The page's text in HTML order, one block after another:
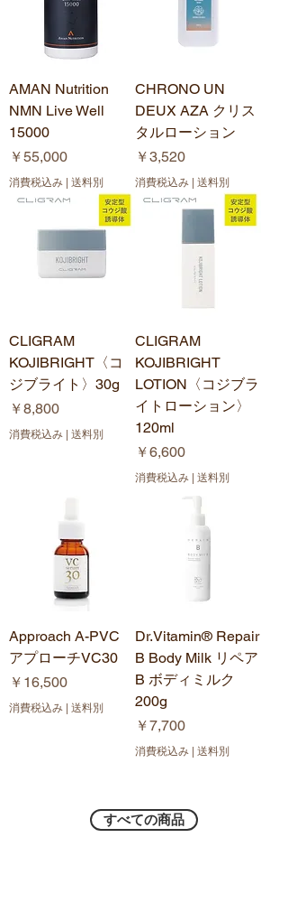
AMAN Nutrition
NMN Live Well
15000
価格
￥55,000
消費税込み | 送料別
CHRONO UN
DEUX AZA クリス
タルローション
価格
￥3,520
消費税込み | 送料別
CLIGRAM
KOJIBRIGHT〈コ
ジブライト〉30g
価格
￥8,800
消費税込み | 送料別
CLIGRAM
KOJIBRIGHT
LOTION〈コジブラ
イトローション〉
120ml
価格
￥6,600
消費税込み | 送料別
Approach A-PVC
アプローチVC30
価格
￥16,500
消費税込み | 送料別
Dr.Vitamin®︎ Repair
B Body Milk リペア
B ボディミルク
200g
価格
￥7,700
消費税込み | 送料別
すべての商品